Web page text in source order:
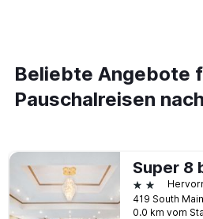
Beliebte Angebote
Pauschalreisen
2 Sterne
0.0 km vom